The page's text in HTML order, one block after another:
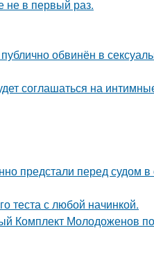
не в первый раз.
обвинён в
соглашаться на
предстали перед судом
теста с любой начинкой.
Комплект Молодоженов